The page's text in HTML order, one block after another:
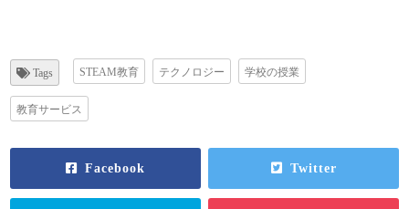
Tags STEAM教育 テクノロジー 学校の授業
教育サービス
Facebook Twitter